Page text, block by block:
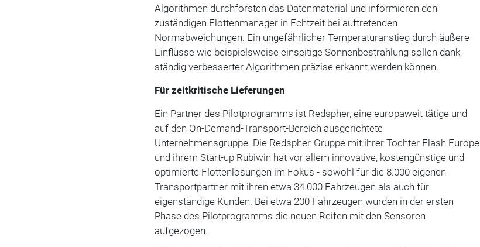
Algorithmen durchforsten das Datenmaterial und informieren den
zuständigen Flottenmanager in Echtzeit bei auftretenden
Normabweichungen. Ein ungefährlicher Temperaturanstieg durch äußere
Einflüsse wie beispielsweise einseitige Sonnenbestrahlung sollen dank
ständig verbesserter Algorithmen präzise erkannt werden können.
Für zeitkritische Lieferungen
Ein Partner des Pilotprogramms ist Redspher, eine europaweit tätige und
auf den On-Demand-Transport-Bereich ausgerichtete
Unternehmensgruppe. Die Redspher-Gruppe mit ihrer Tochter Flash Europe
und ihrem Start-up Rubiwin hat vor allem innovative, kostengünstige und
optimierte Flottenlösungen im Fokus - sowohl für die 8.000 eigenen
Transportpartner mit ihren etwa 34.000 Fahrzeugen als auch für
eigenständige Kunden. Bei etwa 200 Fahrzeugen wurden in der ersten
Phase des Pilotprogramms die neuen Reifen mit den Sensoren
aufgezogen.